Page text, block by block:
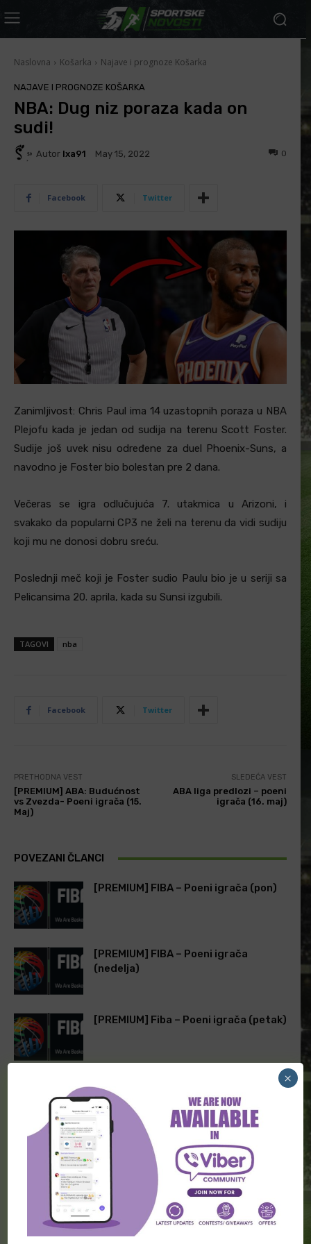
Naslovna Košarka Najave i prognoze Košarka
NAJAVE I PROGNOZE KOŠARKA
NBA: Dug niz poraza kada on
sudi!
Autor Ixa91 May 15, 2022 0
Facebook Twitter
Zanimljivost: Chris Paul ima 14 uzastopnih poraza u NBA
Plejofu kada je jedan od sudija na terenu Scott Foster.
Sudije još uvek nisu određene za duel Phoenix-Suns, a
navodno je Foster bio bolestan pre 2 dana.
Večeras se igra odlučujuća 7. utakmica u Arizoni, i
svakako da popularni CP3 ne želi na terenu da vidi sudiju
koji mu ne donosi dobru sreću.
Poslednji meč koji je Foster sudio Paulu bio je u seriji sa
Pelicansima 20. aprila, kada su Sunsi izgubili.
TAGOVI nba
Facebook Twitter
PRETHODNA VEST
[PREMIUM] ABA: Budućnost
vs Zvezda- Poeni igrača (15.
Maj)
SLEDEĆA VEST
ABA liga predlozi – poeni
igrača (16. maj)
POVEZANI ČLANCI
[PREMIUM] FIBA – Poeni igrača (pon)
[PREMIUM] FIBA – Poeni igrača
(nedelja)
[PREMIUM] Fiba – Poeni igrača (petak)
ODGOVORITE
×